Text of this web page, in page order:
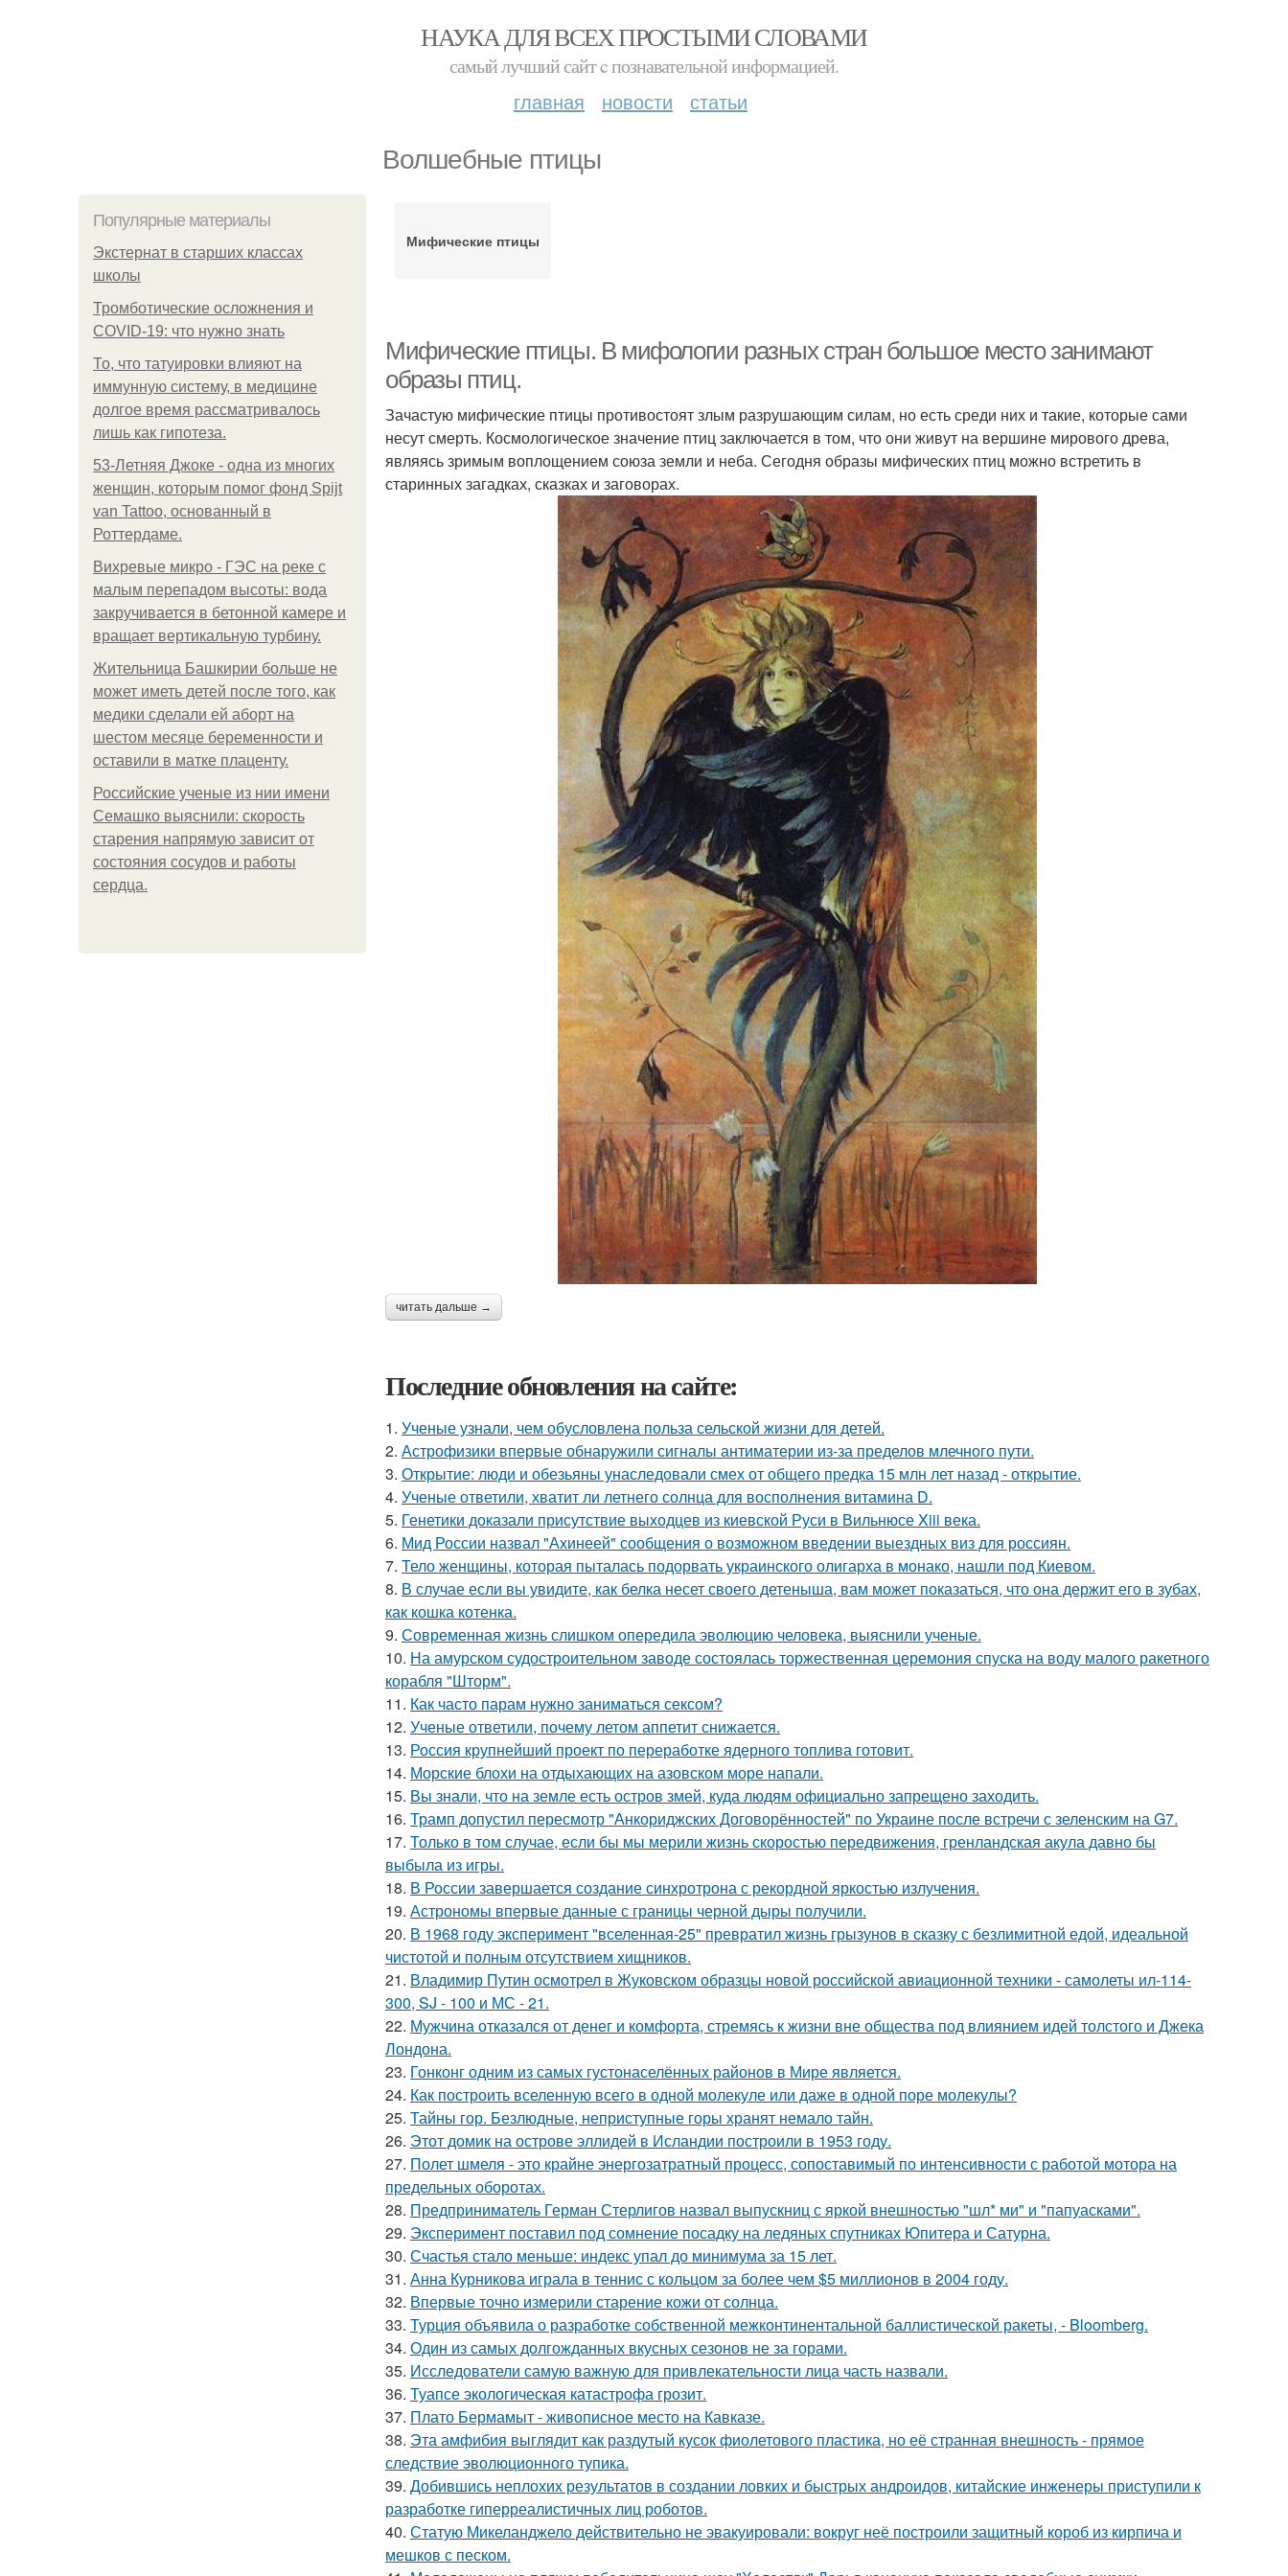
НАУКА ДЛЯ ВСЕХ ПРОСТЫМИ СЛОВАМИ
самый лучший сайт c познавательной информацией.
главная новости статьи
Волшебные птицы
Популярные материалы
Экстернат в старших классах
школы
Тромботические осложнения и
COVID-19: что нужно знать
То, что татуировки влияют на
иммунную систему, в медицине
долгое время рассматривалось
лишь как гипотеза.
53-Летняя Джоке - одна из многих
женщин, которым помог фонд Spijt
van Tattoo, основанный в
Роттердаме.
Вихревые микро - ГЭС на реке с
малым перепадом высоты: вода
закручивается в бетонной камере и
вращает вертикальную турбину.
Жительница Башкирии больше не
может иметь детей после того, как
медики сделали ей аборт на
шестом месяце беременности и
оставили в матке плаценту.
Российские ученые из нии имени
Семашко выяснили: скорость
старения напрямую зависит от
состояния сосудов и работы
сердца.
Мифические птицы
Мифические птицы. В мифологии разных стран большое место занимают
образы птиц.
Зачастую мифические птицы противостоят злым разрушающим силам, но есть среди них и такие, которые сами
несут смерть. Космологическое значение птиц заключается в том, что они живут на вершине мирового древа,
являясь зримым воплощением союза земли и неба. Сегодня образы мифических птиц можно встретить в
старинных загадках, сказках и заговорах.
читать дальше →
Последние обновления на сайте:
1. Ученые узнали, чем обусловлена польза сельской жизни для детей.
2. Астрофизики впервые обнаружили сигналы антиматерии из-за пределов млечного пути.
3. Открытие: люди и обезьяны унаследовали смех от общего предка 15 млн лет назад - открытие.
4. Ученые ответили, хватит ли летнего солнца для восполнения витамина D.
5. Генетики доказали присутствие выходцев из киевской Руси в Вильнюсе Xiii века.
6. Мид России назвал "Ахинеей" сообщения о возможном введении выездных виз для россиян.
7. Тело женщины, которая пыталась подорвать украинского олигарха в монако, нашли под Киевом.
8. В случае если вы увидите, как белка несет своего детеныша, вам может показаться, что она держит его в зубах,
как кошка котенка.
9. Современная жизнь слишком опередила эволюцию человека, выяснили ученые.
10. На амурском судостроительном заводе состоялась торжественная церемония спуска на воду малого ракетного
корабля "Шторм".
11. Как часто парам нужно заниматься сексом?
12. Ученые ответили, почему летом аппетит снижается.
13. Россия крупнейший проект по переработке ядерного топлива готовит.
14. Морские блохи на отдыхающих на азовском море напали.
15. Вы знали, что на земле есть остров змей, куда людям официально запрещено заходить.
16. Трамп допустил пересмотр "Анкориджских Договорённостей" по Украине после встречи с зеленским на G7.
17. Только в том случае, если бы мы мерили жизнь скоростью передвижения, гренландская акула давно бы
выбыла из игры.
18. В России завершается создание синхротрона с рекордной яркостью излучения.
19. Астрономы впервые данные с границы черной дыры получили.
20. В 1968 году эксперимент "вселенная-25" превратил жизнь грызунов в сказку с безлимитной едой, идеальной
чистотой и полным отсутствием хищников.
21. Владимир Путин осмотрел в Жуковском образцы новой российской авиационной техники - самолеты ил-114-
300, SJ - 100 и МС - 21.
22. Мужчина отказался от денег и комфорта, стремясь к жизни вне общества под влиянием идей толстого и Джека
Лондона.
23. Гонконг одним из самых густонаселённых районов в Мире является.
24. Как построить вселенную всего в одной молекуле или даже в одной поре молекулы?
25. Тайны гор. Безлюдные, неприступные горы хранят немало тайн.
26. Этот домик на острове эллидей в Исландии построили в 1953 году.
27. Полет шмеля - это крайне энергозатратный процесс, сопоставимый по интенсивности с работой мотора на
предельных оборотах.
28. Предприниматель Герман Стерлигов назвал выпускниц с яркой внешностью "шл* ми" и "папуасками".
29. Эксперимент поставил под сомнение посадку на ледяных спутниках Юпитера и Сатурна.
30. Счастья стало меньше: индекс упал до минимума за 15 лет.
31. Анна Курникова играла в теннис с кольцом за более чем $5 миллионов в 2004 году.
32. Впервые точно измерили старение кожи от солнца.
33. Турция объявила о разработке собственной межконтинентальной баллистической ракеты, - Bloomberg.
34. Один из самых долгожданных вкусных сезонов не за горами.
35. Исследователи самую важную для привлекательности лица часть назвали.
36. Туапсе экологическая катастрофа грозит.
37. Плато Бермамыт - живописное место на Кавказе.
38. Эта амфибия выглядит как раздутый кусок фиолетового пластика, но её странная внешность - прямое
следствие эволюционного тупика.
39. Добившись неплохих результатов в создании ловких и быстрых андроидов, китайские инженеры приступили к
разработке гиперреалистичных лиц роботов.
40. Статую Микеланджело действительно не эвакуировали: вокруг неё построили защитный короб из кирпича и
мешков с песком.